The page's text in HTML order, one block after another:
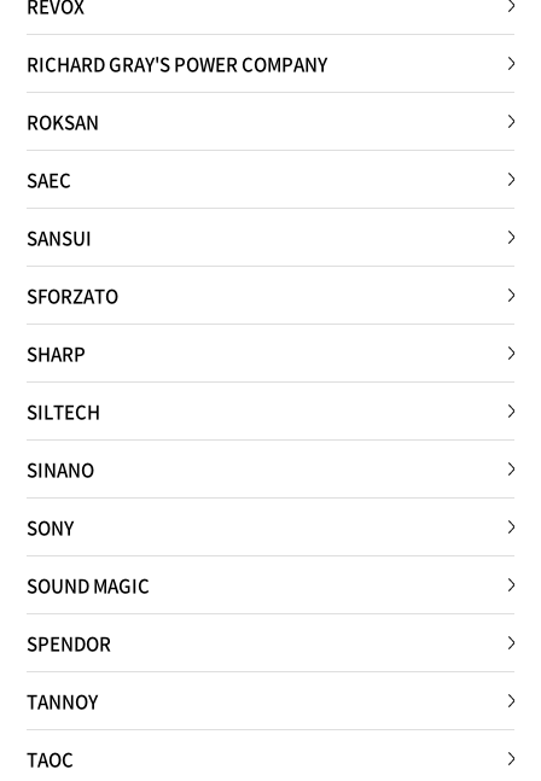
RICHARD GRAY'S POWER COMPANY
ROKSAN
SAEC
SANSUI
SFORZATO
SHARP
SILTECH
SINANO
SONY
SOUND MAGIC
SPENDOR
TANNOY
TAOC